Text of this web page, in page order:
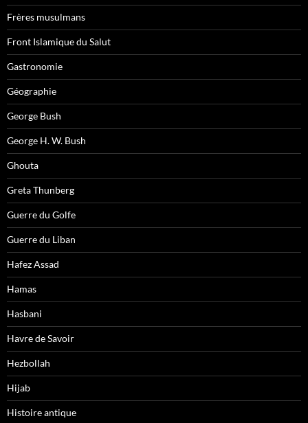
Frères musulmans
Front Islamique du Salut
Gastronomie
Géographie
George Bush
George H. W. Bush
Ghouta
Greta Thunberg
Guerre du Golfe
Guerre du Liban
Hafez Assad
Hamas
Hasbani
Havre de Savoir
Hezbollah
Hijab
Histoire antique